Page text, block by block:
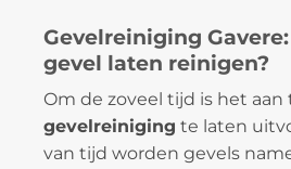
Gevelreiniging
gevel laten reinigen?
Om de zoveel tijd is het aan
gevelreiniging te laten
van tijd worden gevels